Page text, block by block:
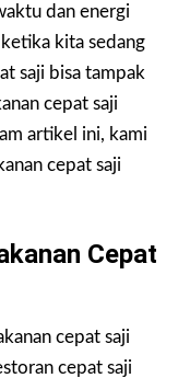
dan energi
kita sedang
saji bisa tampak
cepat saji
artikel ini, kami
cepat saji
Cepat
cepat saji
cepat saji